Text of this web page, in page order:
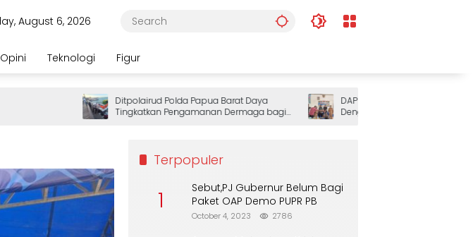
August 6, 2026
Opini Teknologi Figur
Ditpolairud Polda Papua Barat Daya
Tingkatkan Pengamanan Dermaga bagi
Wisatawan
DAP Wilayah III Doberay Gelar Rapat
Dengar Pendapat, Perkuat Sinergi
Pemerintah dan Masyarakat Adat
Terpopuler
1
Sebut,PJ Gubernur Belum Bagi
Paket OAP Demo PUPR PB
October 4, 2023 2786